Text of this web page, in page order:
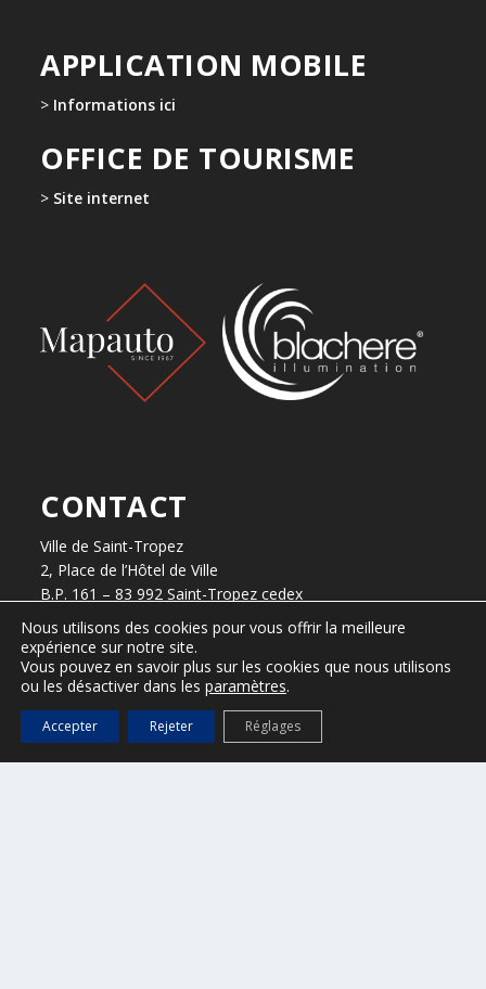
APPLICATION MOBILE
> Informations ici
OFFICE DE TOURISME
> Site internet
CONTACT
Ville de Saint-Tropez
2, Place de l’Hôtel de Ville
B.P. 161 – 83 992 Saint-Tropez cedex
Tel : 04 94 55 90 00
Horaires d’ouverture
Du lundi au vendredi, de 8h30 à 12h30 et de 13h30 à 17h.
Nous utilisons des cookies pour vous offrir la meilleure
expérience sur notre site.
Vous pouvez en savoir plus sur les cookies que nous utilisons
ou les désactiver dans les paramètres.
Accepter Rejeter Réglages